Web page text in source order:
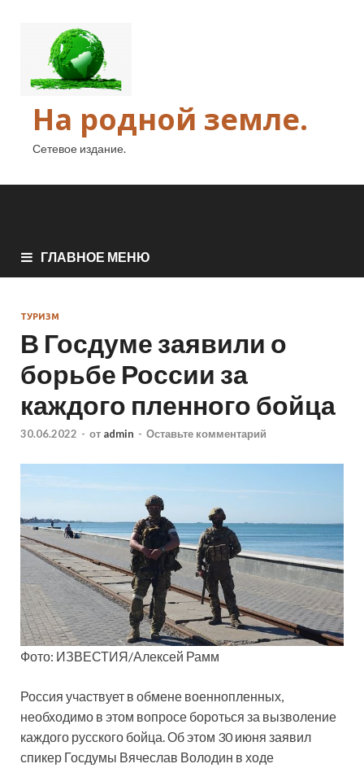
На родной земле.
Сетевое издание.
ГЛАВНОЕ МЕНЮ
ТУРИЗМ
В Госдуме заявили о
борьбе России за
каждого пленного бойца
30.06.2022 - от admin - Оставьте комментарий
Фото: ИЗВЕСТИЯ/Алексей Рамм
Россия участвует в обмене военнопленных,
необходимо в этом вопросе бороться за вызволение
каждого русского бойца. Об этом 30 июня заявил
спикер Госдумы Вячеслав Володин в ходе